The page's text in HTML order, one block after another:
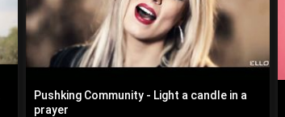
Pushking Community - Light a candle in a
prayer